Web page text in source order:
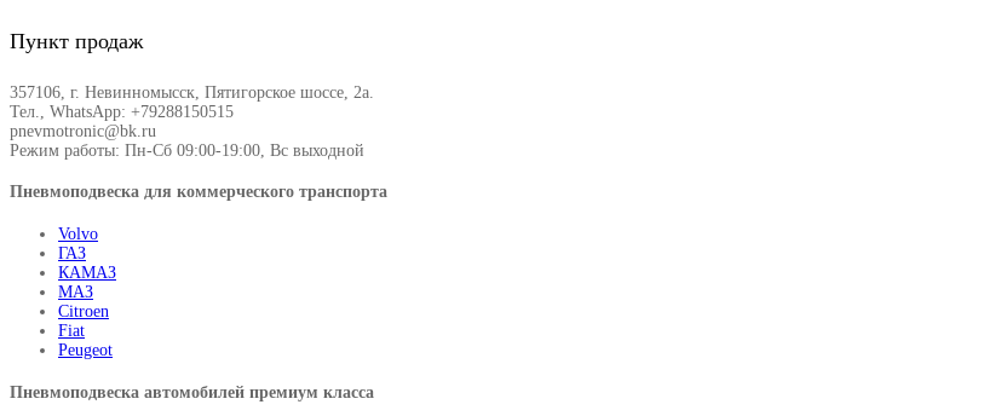
Пункт продаж
357106, г. Невинномысск, Пятигорское шоссе, 2а.
Тел., WhatsApp: +79288150515
pnevmotronic@bk.ru
Режим работы: Пн-Сб 09:00-19:00, Вс выходной
Пневмоподвеска для коммерческого транспорта
Volvo
ГАЗ
КАМАЗ
МАЗ
Citroen
Fiat
Peugeot
Пневмоподвеска автомобилей премиум класса